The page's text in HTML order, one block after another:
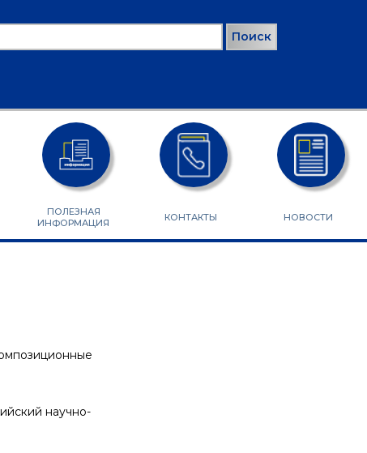
ПОЛЕЗНАЯ
ИНФОРМАЦИЯ
КОНТАКТЫ НОВОСТИ
научно-